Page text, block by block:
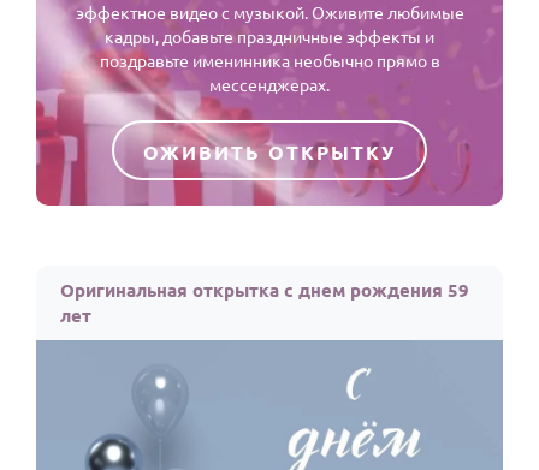
эффектное видео с музыкой. Оживите любимые
кадры, добавьте праздничные эффекты и
поздравьте именинника необычно прямо в
мессенджерах.
ОЖИВИТЬ ОТКРЫТКУ
Оригинальная открытка с днем рождения 59
лет